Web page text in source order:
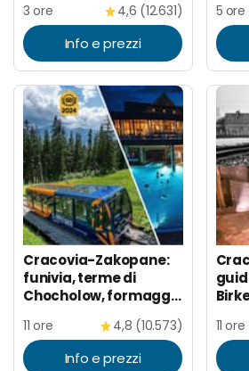
3 ore 4,6 (12.631)
Info e prezzi
5 ore
Cracovia-Zakopane:
funivia, terme di
Chocholow, formaggio
11 ore 4,8 (10.573)
Info e prezzi
11 ore